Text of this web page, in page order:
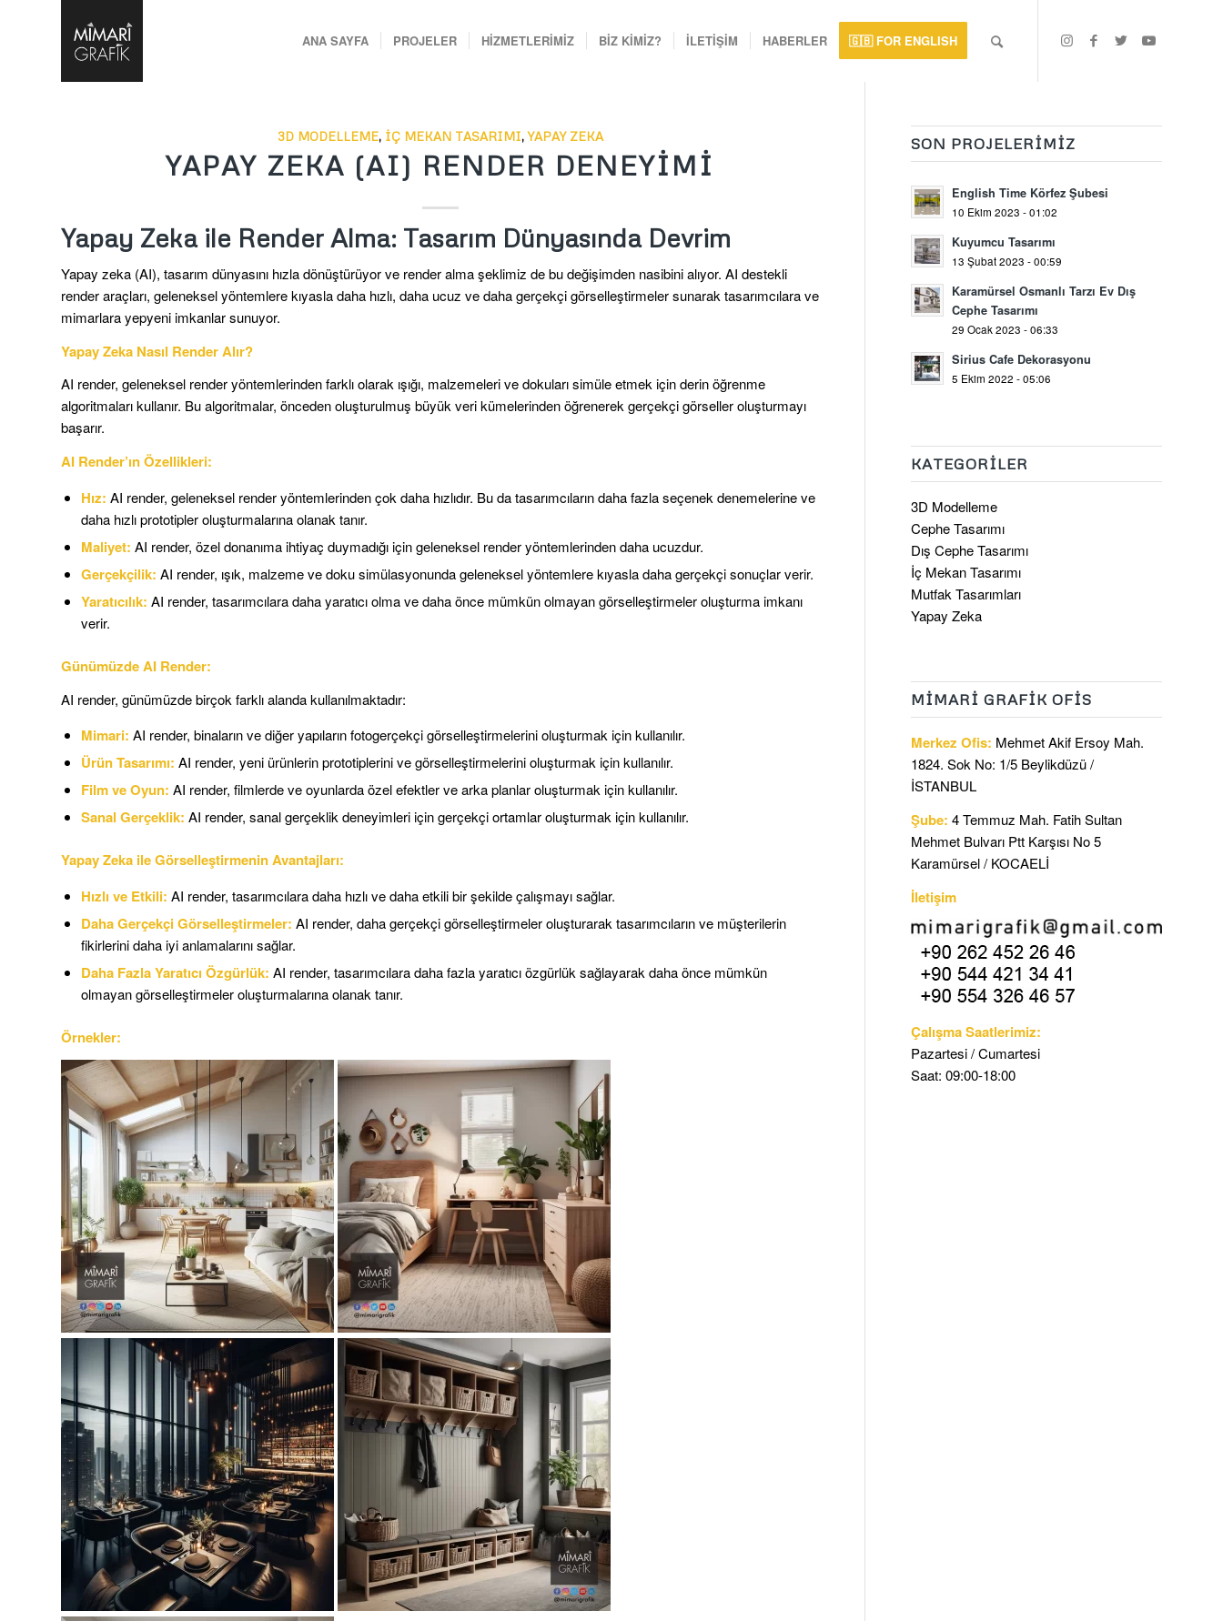
ANA SAYFA PROJELER HİZMETLERİMİZ BİZ KİMİZ? İLETİŞİM HABERLER 🇬🇧 FOR ENGLISH
3D MODELLEME, İÇ MEKAN TASARIMI,YAPAY ZEKA
YAPAY ZEKA (AI) RENDER DENEYIMI
Yapay Zeka ile Render Alma: Tasarım Dünyasında Devrim
Yapay zeka (AI), tasarım dünyasını hızla dönüştürüyor ve render alma şeklimiz de bu değişimden nasibini alıyor. AI destekli
render araçları, geleneksel yöntemlere kıyasla daha hızlı, daha ucuz ve daha gerçekçi görselleştirmeler sunarak tasarımcılara ve
mimarlara yepyeni imkanlar sunuyor.
Yapay Zeka Nasıl Render Alır?
AI render, geleneksel render yöntemlerinden farklı olarak ışığı, malzemeleri ve dokuları simüle etmek için derin öğrenme
algoritmaları kullanır. Bu algoritmalar, önceden oluşturulmuş büyük veri kümelerinden öğrenerek gerçekçi görseller oluşturmayı
başarır.
AI Render’ın Özellikleri:
Hız: AI render, geleneksel render yöntemlerinden çok daha hızlıdır. Bu da tasarımcıların daha fazla seçenek denemelerine ve
daha hızlı prototipler oluşturmalarına olanak tanır.
Maliyet: AI render, özel donanıma ihtiyaç duymadığı için geleneksel render yöntemlerinden daha ucuzdur.
Gerçekçilik: AI render, ışık, malzeme ve doku simülasyonunda geleneksel yöntemlere kıyasla daha gerçekçi sonuçlar verir.
Yaratıcılık: AI render, tasarımcılara daha yaratıcı olma ve daha önce mümkün olmayan görselleştirmeler oluşturma imkanı
verir.
Günümüzde AI Render:
AI render, günümüzde birçok farklı alanda kullanılmaktadır:
Mimari: AI render, binaların ve diğer yapıların fotogerçekçi görselleştirmelerini oluşturmak için kullanılır.
Ürün Tasarımı: AI render, yeni ürünlerin prototiplerini ve görselleştirmelerini oluşturmak için kullanılır.
Film ve Oyun: AI render, filmlerde ve oyunlarda özel efektler ve arka planlar oluşturmak için kullanılır.
Sanal Gerçeklik: AI render, sanal gerçeklik deneyimleri için gerçekçi ortamlar oluşturmak için kullanılır.
Yapay Zeka ile Görselleştirmenin Avantajları:
Hızlı ve Etkili: AI render, tasarımcılara daha hızlı ve daha etkili bir şekilde çalışmayı sağlar.
Daha Gerçekçi Görselleştirmeler: AI render, daha gerçekçi görselleştirmeler oluşturarak tasarımcıların ve müşterilerin
fikirlerini daha iyi anlamalarını sağlar.
Daha Fazla Yaratıcı Özgürlük: AI render, tasarımcılara daha fazla yaratıcı özgürlük sağlayarak daha önce mümkün
olmayan görselleştirmeler oluşturmalarına olanak tanır.
Örnekler:
SON PROJELERIMIZ
English Time Körfez Şubesi
10 Ekim 2023 - 01:02
Kuyumcu Tasarımı
13 Şubat 2023 - 00:59
Karamürsel Osmanlı Tarzı Ev Dış
Cephe Tasarımı
29 Ocak 2023 - 06:33
Sirius Cafe Dekorasyonu
5 Ekim 2022 - 05:06
KATEGORILER
3D Modelleme
Cephe Tasarımı
Dış Cephe Tasarımı
İç Mekan Tasarımı
Mutfak Tasarımları
Yapay Zeka
MIMARI GRAFIK OFIS
Merkez Ofis: Mehmet Akif Ersoy Mah.
1824. Sok No: 1/5 Beylikdüzü /
İSTANBUL
Şube: 4 Temmuz Mah. Fatih Sultan
Mehmet Bulvarı Ptt Karşısı No 5
Karamürsel / KOCAELİ
İletişim
Çalışma Saatlerimiz:
Pazartesi / Cumartesi
Saat: 09:00-18:00